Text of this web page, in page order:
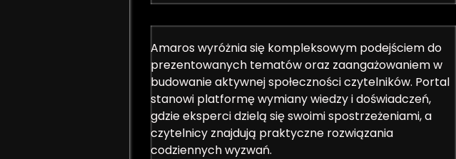
Amaros wyróżnia się kompleksowym podejściem do
prezentowanych tematów oraz zaangażowaniem w
budowanie aktywnej społeczności czytelników. Portal
stanowi platformę wymiany wiedzy i doświadczeń,
gdzie eksperci dzielą się swoimi spostrzeżeniami, a
czytelnicy znajdują praktyczne rozwiązania
codziennych wyzwań.